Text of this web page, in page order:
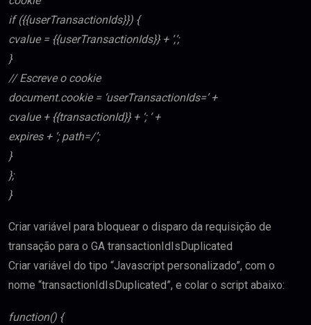
if ({{userTransactionIds}}) {
cvalue = {{userTransactionIds}} + ‘,’;
}
// Escreve o cookie
document.cookie = ‘userTransactionIds=’ +
cvalue + {{transactionId}} + ‘; ‘ +
expires + ‘; path=/’;
}
};
}
Criar variável para bloquear o disparo da requisição de
transação para o GA transactionIdIsDuplicated
Criar variável do tipo “Javascript personalizado”, com o
nome “transactionIdIsDuplicated”, e colar o script abaixo:
function() {